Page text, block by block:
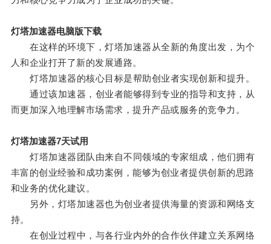
灯塔加速器电脑版下载
在这样的环境下，灯塔加速器从全新的角度出发，为个
人和企业打开了新的发展通路。
灯塔加速器的核心目标是帮助创业者实现创新和提升。
通过该加速器，创业者能够得到专业的指导和支持，从
而更加深入地理解市场需求，提升产品或服务的竞争力。
灯塔加速器7天试用
灯塔加速器团队由来自不同领域的专家组成，他们拥有
丰富的创业经验和成功案例，能够为创业者提供创新的思路
和业务的优化建议。
另外，灯塔加速器也为创业者提供海量的资源和网络支
持。
在创业过程中，与各行业内外的合作伙伴建立关系网络